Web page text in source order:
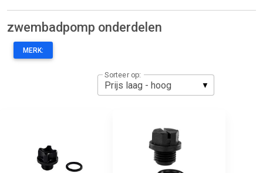
zwembadpomp onderdelen
MERK:
Sorteer op: